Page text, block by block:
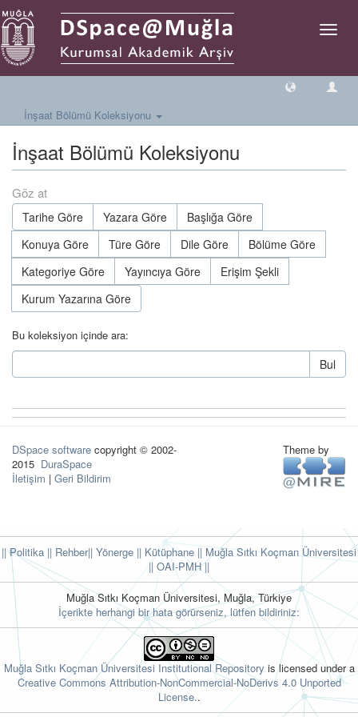
Geçiş
İnşaat Bölümü Koleksiyonu
İnşaat Bölümü Koleksiyonu
Göz at
Tarihe Göre Yazara Göre
Başlığa Göre
Konuya Göre
Türe Göre Dile Göre
Bölüme Göre
Kategoriye Göre
Yayıncıya Göre
Erişim Şekli
Kurum Yazarına Göre
Bu koleksiyon içinde ara:
Bul
DSpace software copyright © 2002-
2015 DuraSpace
İletişim | Geri Bildirim
Theme by
|| Politika || Rehber|| Yönerge || Kütüphane || Muğla Sıtkı Koçman Üniversitesi
|| OAI-PMH ||
Muğla Sıtkı Koçman Üniversitesi, Muğla, Türkiye
İçerikte herhangi bir hata görürseniz, lütfen bildiriniz:
Muğla Sıtkı Koçman Üniversitesi Institutional Repository is licensed under a
Creative Commons Attribution-NonCommercial-NoDerivs 4.0 Unported
License..